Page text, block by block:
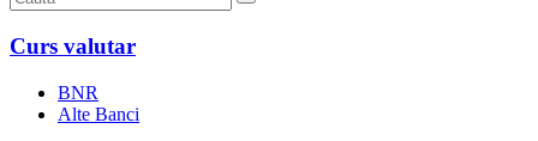
Curs valutar
BNR
Alte Banci